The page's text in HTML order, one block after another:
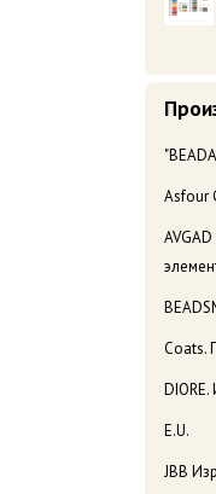
Asfour
Coats.
E.U.
JBB